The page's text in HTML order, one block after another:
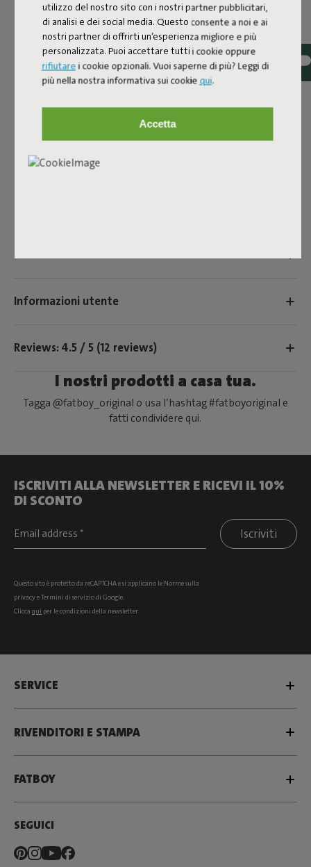
utilizzo del nostro sito con i nostri partner pubblicitari,
di analisi e dei social media. Questo consente a noi e ai
nostri partner di offrirti un’esperienza migliore e più
personalizzata. Puoi accettare tutti i cookie oppure
rifiutare i cookie opzionali. Vuoi saperne di più? Leggi di
più nella nostra informativa sui cookie qui.
Accetta
8719773068361
Point Teddy è un pouf realizzato in morbido tessuto di
peluche. Puoi tranquillamente stravaccarti, perché questo
pouf rimarrà saldo nella sua posizione grazie al fondo
antiscivolo. E non è solo un'aggiunta divertente al tuo
motivo tartan è anche multifunzionale. Point Teddy è un
Informazioni utente
Reviews: 4.5 / 5 (12 reviews)
I nostri prodotti a casa tua.
Tagga @fatboy_original o usa l’hashtag #fatboyoriginal e
fatti condividere qui.
ISCRIVITI ALLA NEWSLETTER E RICEVI IL 10%
DI SCONTO
Iscriviti
Questo sito è protetto da reCAPTCHA e si applicano le Norme sulla
privacyeTermini di serviziodi Google.
Clicca qui per le condizioni della newsletter
SERVICE
RIVENDITORI E STAMPA
FATBOY
SEGUICI